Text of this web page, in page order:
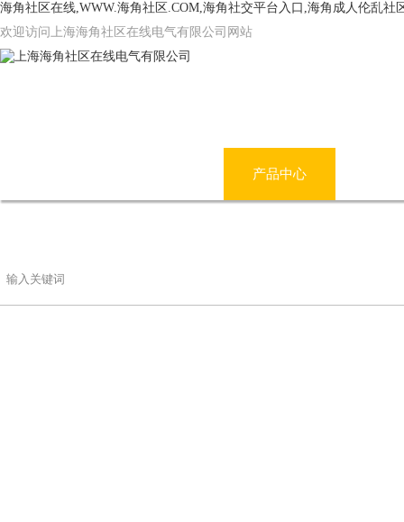
海角社区在线,WWW.海角社区.COM,海角社交平台入口,海角成人伦乱社
欢迎访问上海海角社区在线电气有限公司网站
产品中心